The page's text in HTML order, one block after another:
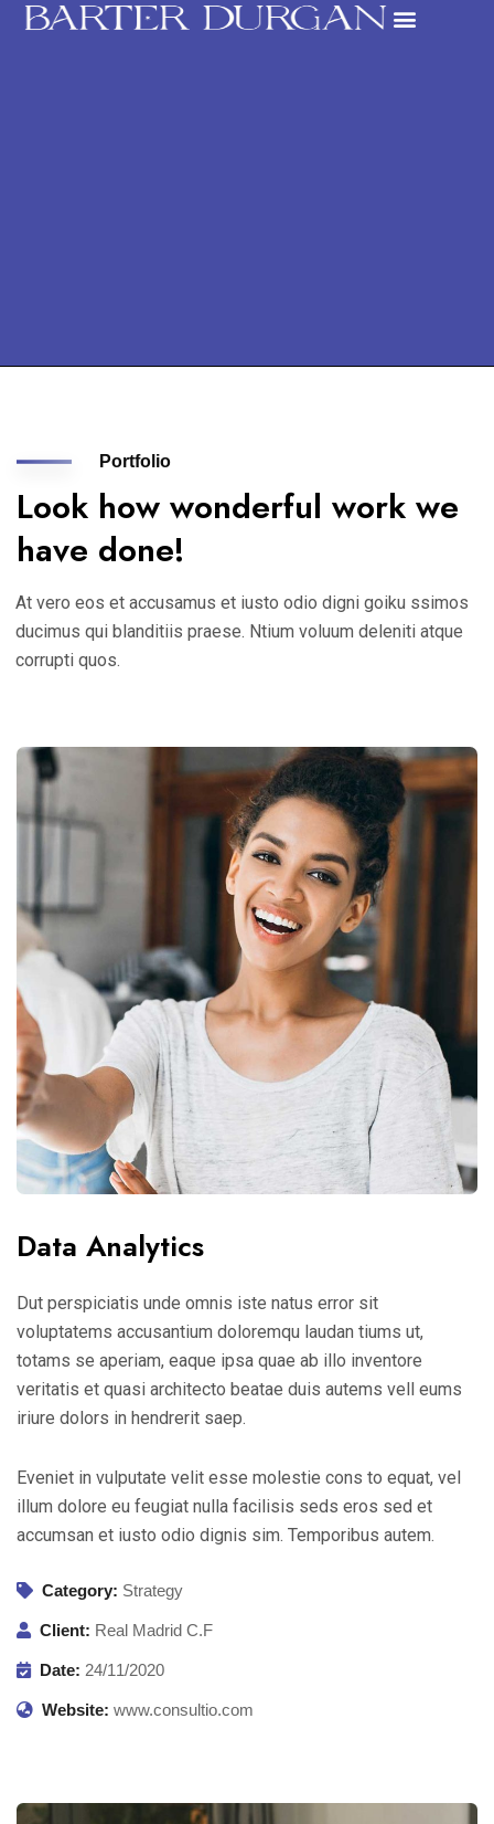
Portfolio
Look how wonderful work we
have done!
At vero eos et accusamus et iusto odio digni goiku ssimos
ducimus qui blanditiis praese. Ntium voluum deleniti atque
corrupti quos.
Data Analytics
Dut perspiciatis unde omnis iste natus error sit
voluptatems accusantium doloremqu laudan tiums ut,
totams se aperiam, eaque ipsa quae ab illo inventore
veritatis et quasi architecto beatae duis autems vell eums
iriure dolors in hendrerit saep.
Eveniet in vulputate velit esse molestie cons to equat, vel
illum dolore eu feugiat nulla facilisis seds eros sed et
accumsan et iusto odio dignis sim. Temporibus autem.
Category: Strategy
Client: Real Madrid C.F
Date: 24/11/2020
Website: www.consultio.com